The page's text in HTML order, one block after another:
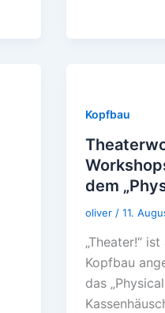
Kopfbau
dem
oliver / 11.
„Theater!“
Kopfbau
das